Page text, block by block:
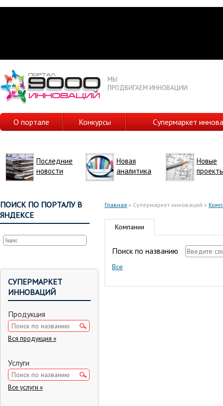
МЫ
ПРОДВИГАЕМ ИННОВАЦИИ
О портале Конкурсы Супермаркет
Последние
новости
Новая
аналитика
Новые
Вы здесь
Главная » Супермаркет инноваций »
Компании
Поиск по названию
Все
ПОИСК ПО ПОРТАЛУ В
ЯНДЕКСЕ
СУПЕРМАРКЕТ
ИННОВАЦИЙ
Продукция
Вся продукция »
Услуги
Все услуги »